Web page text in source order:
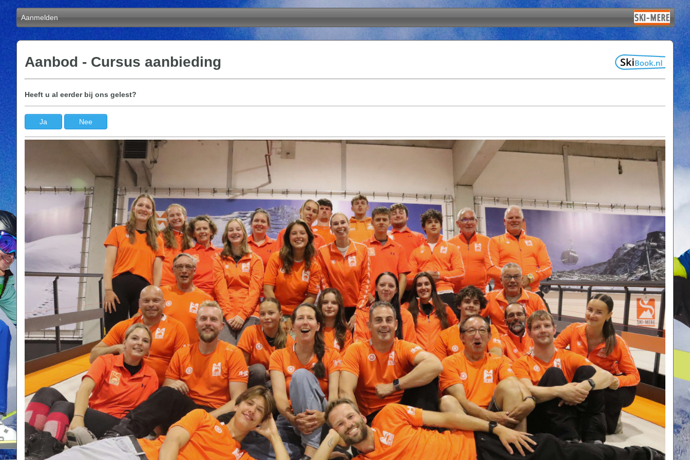
Aanmelden
Aanbod - Cursus aanbieding
Heeft u al eerder bij ons gelest?